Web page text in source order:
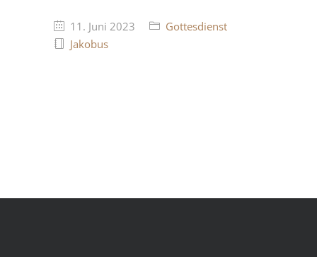
11. Juni 2023
Gottesdienst
Jakobus